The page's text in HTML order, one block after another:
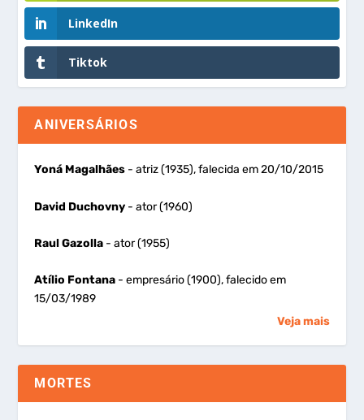
LinkedIn
Tiktok
ANIVERSÁRIOS
Yoná Magalhães - atriz (1935), falecida em 20/10/2015
David Duchovny - ator (1960)
Raul Gazolla - ator (1955)
Atílio Fontana - empresário (1900), falecido em
15/03/1989
Veja mais
MORTES